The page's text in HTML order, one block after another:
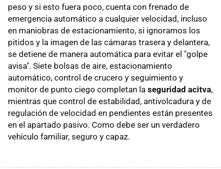
peso y si esto fuera poco, cuenta con frenado de
emergencia automático a cualquier velocidad, incluso
en maniobras de estacionamiento, si ignoramos los
pitidos y la imagen de las cámaras trasera y delantera,
se detiene de manera automática para evitar el "golpe
avisa". Siete bolsas de aire, estacionamiento
automático, control de crucero y seguimiento y
monitor de punto ciego completan la seguridad acitva,
mientras que control de estabilidad, antivolcadura y de
regulación de velocidad en pendientes están presentes
en el apartado pasivo. Como debe ser un verdadero
vehículo familiar, seguro y capaz.